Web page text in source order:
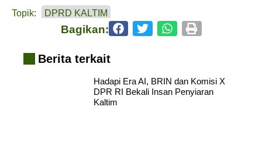
Topik: DPRD KALTIM
Bagikan:
Berita terkait
Hadapi Era AI, BRIN dan Komisi X
DPR RI Bekali Insan Penyiaran
Kaltim